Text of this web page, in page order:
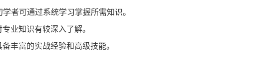
者可通过系统学习掌握所需知识。
业知识有较深入了解。
丰富的实战经验和高级技能。